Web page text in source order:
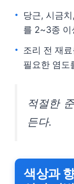
당근, 시금
를 2~3종 이
조리 전 재
필요한 염도
적절한
든다.
색상과